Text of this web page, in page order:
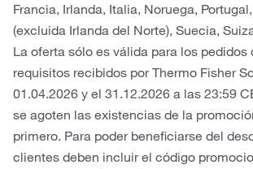
Francia, Irlanda, Italia, Noruega,
(excluida Irlanda del Norte), Suecia,
La oferta sólo es válida para los
requisitos recibidos por Thermo Fisher
01.04.2026 y el 31.12.2026 a las 23:59
se agoten las existencias de la
primero. Para poder beneficiarse del
clientes deben incluir el código